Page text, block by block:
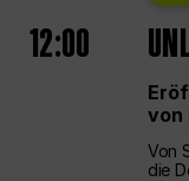
12:00
von
Von
die